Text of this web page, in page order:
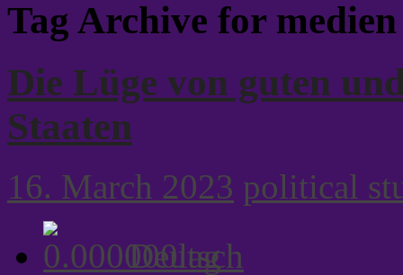
Tag Archive for medien
Die Lüge von guten
Staaten
16. March 2023 political
Deutsch